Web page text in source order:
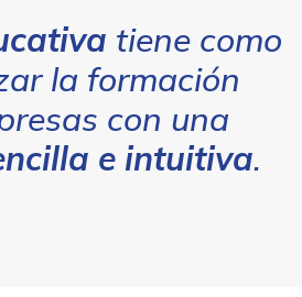
tiene como
la formación
con una
e intuitiva.